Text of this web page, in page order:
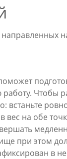
Чтобы
на обе
при этом
в